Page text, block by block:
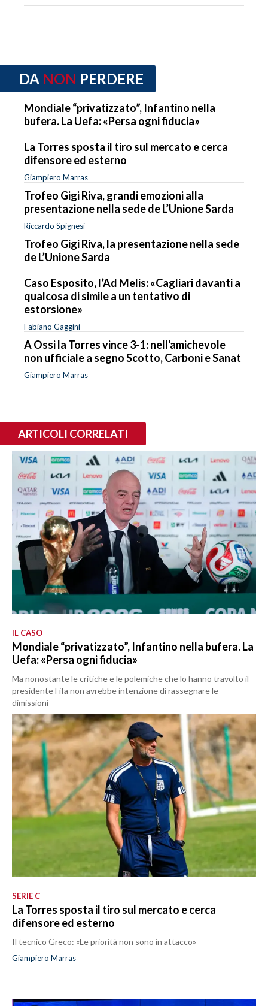
DA NON PERDERE
Mondiale “privatizzato”, Infantino nella
bufera. La Uefa: «Persa ogni fiducia»
La Torres sposta il tiro sul mercato e cerca
difensore ed esterno
Giampiero Marras
Trofeo Gigi Riva, grandi emozioni alla
presentazione nella sede de L’Unione Sarda
Riccardo Spignesi
Trofeo Gigi Riva, la presentazione nella sede
de L’Unione Sarda
Caso Esposito, l’Ad Melis: «Cagliari davanti a
qualcosa di simile a un tentativo di
estorsione»
Fabiano Gaggini
A Ossi la Torres vince 3-1: nell'amichevole
non ufficiale a segno Scotto, Carboni e Sanat
Giampiero Marras
ARTICOLI CORRELATI
IL CASO
Mondiale “privatizzato”, Infantino nella bufera. La
Uefa: «Persa ogni fiducia»
Ma nonostante le critiche e le polemiche che lo hanno travolto il
presidente Fifa non avrebbe intenzione di rassegnare le
dimissioni
SERIE C
La Torres sposta il tiro sul mercato e cerca
difensore ed esterno
Il tecnico Greco: «Le priorità non sono in attacco»
Giampiero Marras